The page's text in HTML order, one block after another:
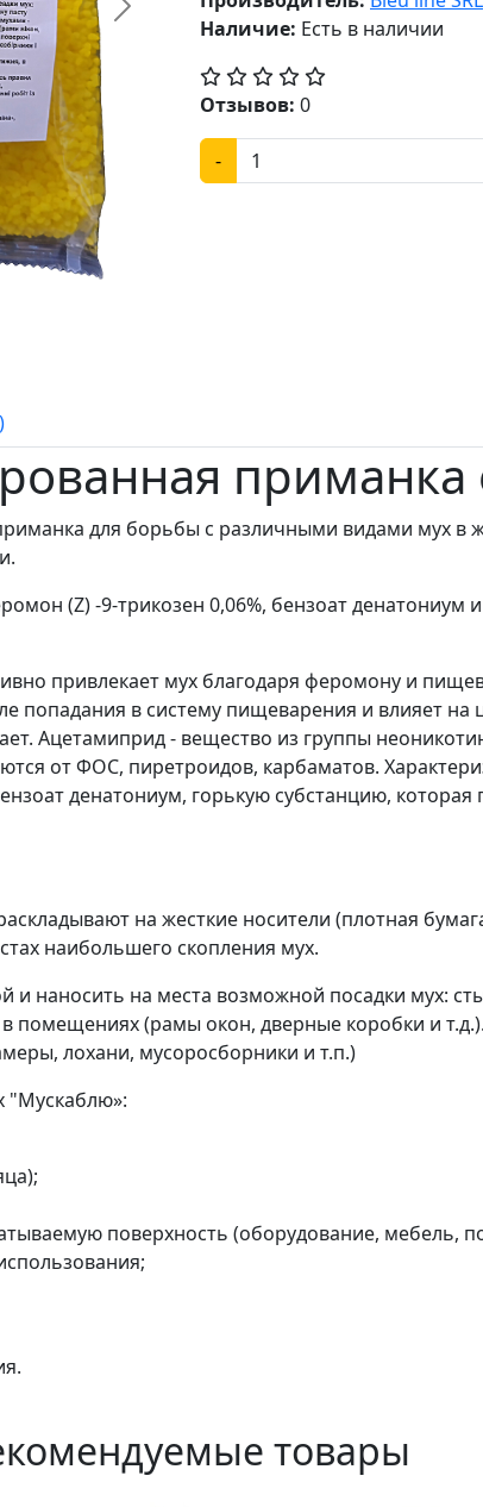
Next
Наличие: Есть в наличии
Отзывов: 0
-
приманка
для борьбы с различными видами мух
(Z) -9-трикозен 0,06%, бензоат
привлекает мух благодаря феромону и
попадания в систему пищеварения и влияет
Ацетамиприд - вещество из группы
от ФОС, пиретроидов, карбаматов.
денатониум, горькую субстанцию,
на жесткие носители (плотная
наибольшего скопления мух.
наносить на места возможной посадки мух:
помещениях (рамы окон, дверные коробки и
лохани, мусоросборники и т.п.)
"Мускаблю»:
поверхность (оборудование, мебель,
товары